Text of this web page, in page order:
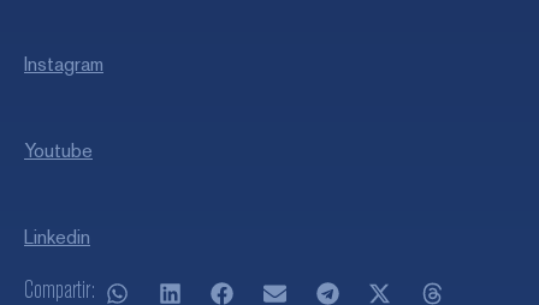
Instagram
Youtube
Linkedin
Compartir: